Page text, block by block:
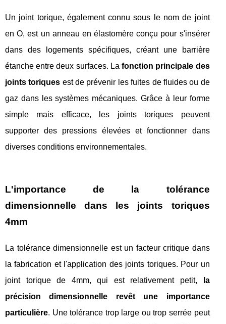
Un joint torique, également connu sous le nom de joint
en O, est un anneau en élastomère conçu pour s'insérer
dans des logements spécifiques, créant une barrière
étanche entre deux surfaces. Lafonction principale des
joints toriques est de prévenir les fuites de fluides ou de
gaz dans les systèmes mécaniques. Grâce à leur forme
simple mais efficace, les joints toriques peuvent
supporter des pressions élevées et fonctionner dans
diverses conditions environnementales.
L'importance de la tolérance
dimensionnelle dans les joints toriques
4mm
La tolérance dimensionnelle est un facteur critique dans
la fabrication et l'application des joints toriques. Pour un
joint torique de 4mm, qui est relativement petit,
la
précision dimensionnelle revêt une importance
particulière. Une tolérance trop large ou trop serrée peut